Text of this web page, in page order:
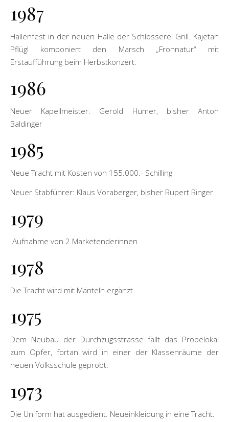
1987
Hallenfest in der neuen Halle der Schlosserei Grill. Kajetan
Pflügl komponiert den Marsch „Frohnatur“ mit
Erstaufführung beim Herbstkonzert.
1986
Neuer Kapellmeister: Gerold Humer, bisher Anton
Baldinger
1985
Neue Tracht mit Kosten von 155.000.- Schilling
Neuer Stabführer: Klaus Voraberger, bisher Rupert Ringer
1979
Aufnahme von 2 Marketenderinnen
1978
Die Tracht wird mit Mänteln ergänzt
1975
Dem Neubau der Durchzugsstrasse fällt das Probelokal
zum Opfer, fortan wird in einer der Klassenräume der
neuen Volksschule geprobt.
1973
Die Uniform hat ausgedient. Neueinkleidung in eine Tracht.